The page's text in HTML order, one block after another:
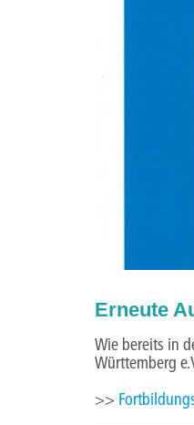
Erneute
Wie bereits in
Württemberg
>>